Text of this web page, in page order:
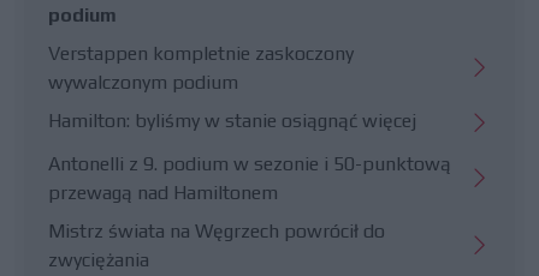
podium
Verstappen kompletnie zaskoczony
wywalczonym podium
Hamilton: byliśmy w stanie osiągnąć więcej
Antonelli z 9. podium w sezonie i 50-punktową
przewagą nad Hamiltonem
Mistrz świata na Węgrzech powrócił do
zwyciężania